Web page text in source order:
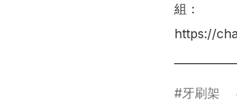
組：
https://
牙刷架